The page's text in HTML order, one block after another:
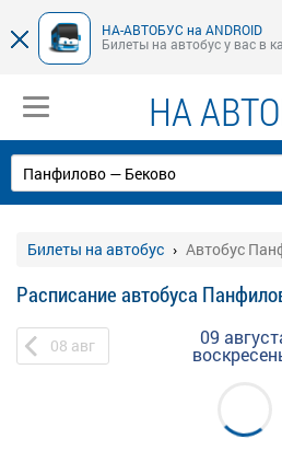
НА-АВТОБУС на ANDROID
Билеты на автобус у вас в
НА
Билеты на автобус Автобус
Расписание автобуса
08 авг 09